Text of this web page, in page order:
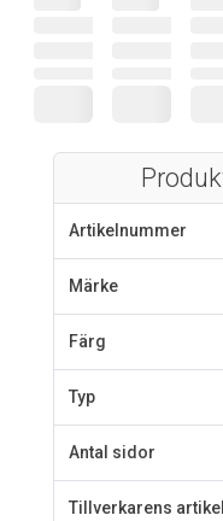
Artikelnummer
Märke
Färg
Typ
Antal sidor
Tillverkarens